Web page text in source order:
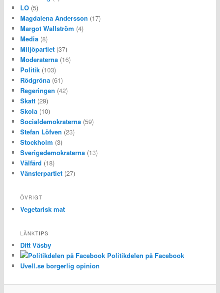
LO(5)
Magdalena Andersson (17)
Margot Wallström (4)
Media(8)
Miljöpartiet(37)
Moderaterna(16)
Politik(103)
Rödgröna(61)
Regeringen (42)
Skatt(29)
Skola(10)
Socialdemokraterna(59)
Stefan Löfven (23)
Stockholm (3)
Sverigedemokraterna(13)
Välfärd (18)
Vänsterpartiet(27)
ÖVRIGT
Vegetarisk mat
LÄNKTIPS
Ditt Väsby
Politikdelen på Facebook
Uvell.se borgerlig opinion